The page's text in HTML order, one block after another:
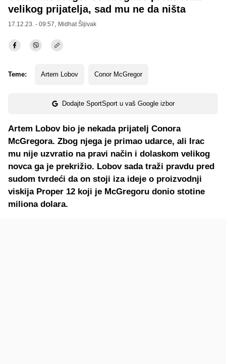
velikog prijatelja, sad mu ne da ništa
17.12.23. - 09:57, Midhat Šljivak
Teme: Artem Lobov Conor McGregor
Dodajte SportSport u vaš Google izbor
Artem Lobov bio je nekada prijatelj Conora
McGregora. Zbog njega je primao udarce, ali Irac
mu nije uzvratio na pravi način i dolaskom velikog
novca ga je prekrižio. Lobov sada traži pravdu pred
sudom tvrdeći da on stoji iza ideje o proizvodnji
viskija Proper 12 koji je McGregoru donio stotine
miliona dolara.